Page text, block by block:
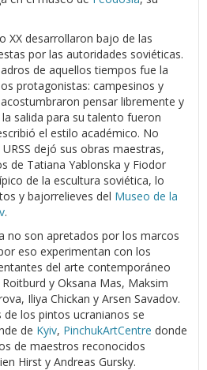
XX desarrollaron bajo de las
por las autoridades soviéticas.
de aquellos tiempos fue la
protagonistas: campesinos y
pensar libremente y
salida para su talento fueron
el estilo académico. No
dejó sus obras maestras,
de Tatiana Yablonska y Fiodor
de la escultura soviética, lo
y bajorrelieves del Museo de la
.
no son apretados por los marcos
eso experimentan con los
del arte contemporáneo
y Oksana Mas, Maksim
Iliya Chickan y Arsen Savadov.
los pintos ucranianos se
de Kyiv, PinchukArtCentre donde
de maestros reconocidos
Hirst y Andreas Gursky.